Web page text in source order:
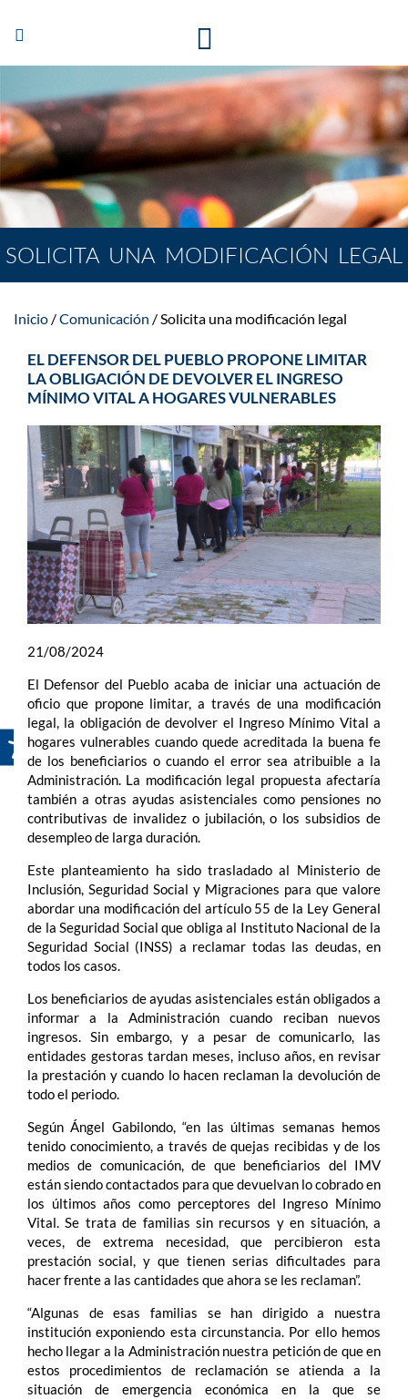
Abrir/Cerrar
navegación
SOLICITA UNA MODIFICACIÓN LEGAL
Inicio Comunicación Solicita una modificación legal
EL DEFENSOR DEL PUEBLO PROPONE LIMITAR
LA OBLIGACIÓN DE DEVOLVER EL INGRESO
MÍNIMO VITAL A HOGARES VULNERABLES
21/08/2024
El Defensor del Pueblo acaba de iniciar una actuación de
oficio que propone limitar, a través de una modificación
legal, la obligación de devolver el Ingreso Mínimo Vital a
hogares vulnerables cuando quede acreditada la buena fe
de los beneficiarios o cuando el error sea atribuible a la
Administración. La modificación legal propuesta afectaría
también a otras ayudas asistenciales como pensiones no
contributivas de invalidez o jubilación, o los subsidios de
desempleo de larga duración.
Este planteamiento ha sido trasladado al Ministerio de
Inclusión, Seguridad Social y Migraciones para que valore
abordar una modificación del artículo 55 de la Ley General
de la Seguridad Social que obliga al Instituto Nacional de la
Seguridad Social (INSS) a reclamar todas las deudas, en
todos los casos.
Los beneficiarios de ayudas asistenciales están obligados a
informar a la Administración cuando reciban nuevos
ingresos. Sin embargo, y a pesar de comunicarlo, las
entidades gestoras tardan meses, incluso años, en revisar
la prestación y cuando lo hacen reclaman la devolución de
todo el periodo.
Según Ángel Gabilondo, “en las últimas semanas hemos
tenido conocimiento, a través de quejas recibidas y de los
medios de comunicación, de que beneficiarios del IMV
están siendo contactados para que devuelvan lo cobrado en
los últimos años como perceptores del Ingreso Mínimo
Vital. Se trata de familias sin recursos y en situación, a
veces, de extrema necesidad, que percibieron esta
prestación social, y que tienen serias dificultades para
hacer frente a las cantidades que ahora se les reclaman”.
“Algunas de esas familias se han dirigido a nuestra
institución exponiendo esta circunstancia. Por ello hemos
hecho llegar a la Administración nuestra petición de que en
estos procedimientos de reclamación se atienda a la
situación de emergencia económica en la que se